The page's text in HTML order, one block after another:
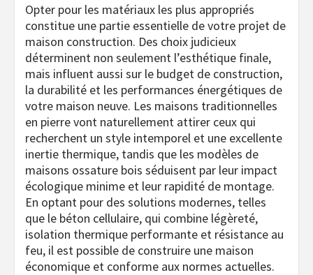
Opter pour les matériaux les plus appropriés
constitue une partie essentielle de votre projet de
maison construction. Des choix judicieux
déterminent non seulement l’esthétique finale,
mais influent aussi sur le budget de construction,
la durabilité et les performances énergétiques de
votre maison neuve. Les maisons traditionnelles
en pierre vont naturellement attirer ceux qui
recherchent un style intemporel et une excellente
inertie thermique, tandis que les modèles de
maisons ossature bois séduisent par leur impact
écologique minime et leur rapidité de montage.
En optant pour des solutions modernes, telles
que le béton cellulaire, qui combine légèreté,
isolation thermique performante et résistance au
feu, il est possible de construire une maison
économique et conforme aux normes actuelles.